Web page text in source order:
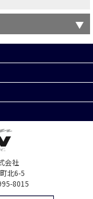
会社
北6-5
8015